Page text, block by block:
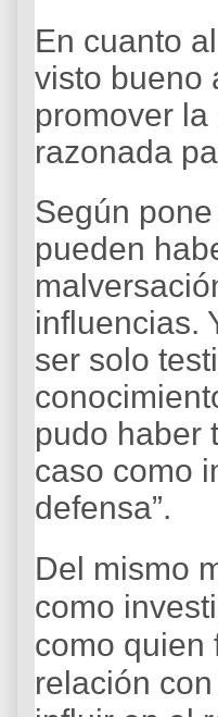
En cuanto
visto bueno
promover
razonada
Según
pueden
influencias.
ser solo
pudo haber
caso como
defensa”.
Del mismo
como
como quien
relación